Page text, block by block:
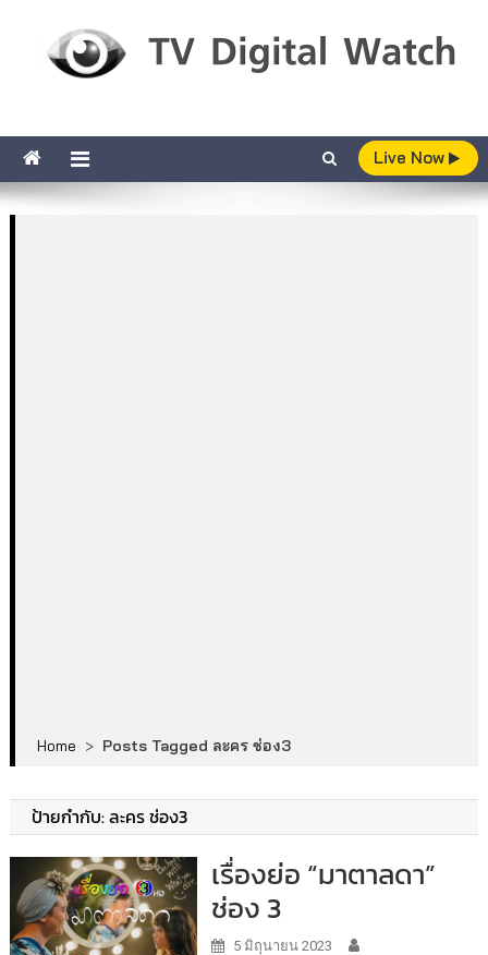
Live Now
Home > Posts Tagged ละคร ช่อง3
ป้ายกำกับ:ละคร ช่อง3
เรื่องย่อ “มาตาลดา”
ช่อง 3
5 มิถุนายน 2023